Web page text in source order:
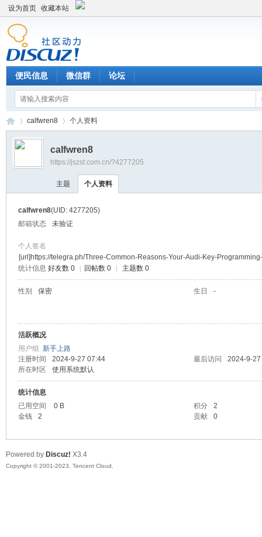
设为首页 收藏本站
便民信息 微信群 论坛
›
calfwren8 个人资料
calfwren8
https://jszst.com.cn/?4277205
主题 个人资料
calfwren8(UID: 4277205)
邮箱状态
未验证
个人签名
[url]https://telegra.ph/Three-Common-Reasons-Your-Audi-Key-
统计信息 好友数 0 回帖数 0 主题数 0
性别 保密 生日 -
活跃概况
用户组 新手上路
注册时间
2024-9-27 07:44 最后访问
2024-9-
所在时区
使用系统默认
统计信息
已用空间
0 B 积分
2
金钱
2 贡献 0
Powered by Discuz! X3.4
Copyright © 2001-2023, Tencent Cloud.